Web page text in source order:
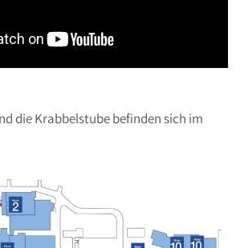
die Krabbelstube befinden sich im